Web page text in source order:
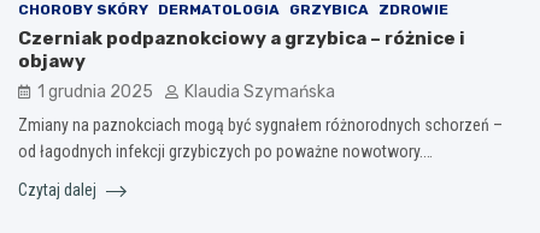
CHOROBY SKÓRY DERMATOLOGIA GRZYBICA ZDROWIE
Czerniak podpaznokciowy a grzybica – różnice i
objawy
1 grudnia 2025 Klaudia Szymańska
Zmiany na paznokciach mogą być sygnałem różnorodnych schorzeń –
od łagodnych infekcji grzybiczych po poważne nowotwory.…
Czytaj dalej